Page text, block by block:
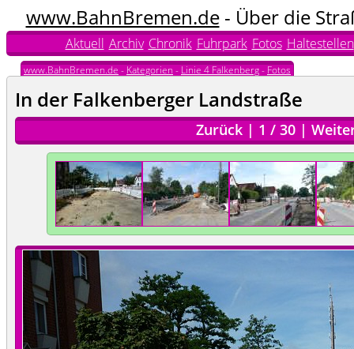
www.BahnBremen.de- Über die
Aktuell Archiv Chronik Fuhrpark Fotos Haltestellen
www.BahnBremen.de - Kategorien - Linie 4 Falkenberg- Fotos
In der Falkenberger Landstraße
Zurück | 1 / 30 |